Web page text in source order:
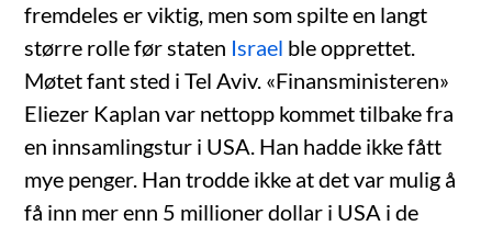
fremdeles er viktig, men som spilte en langt
større rolle før staten Israel ble opprettet.
Møtet fant sted i Tel Aviv. «Finansministeren»
Eliezer Kaplan var nettopp kommet tilbake fra
en innsamlingstur i USA. Han hadde ikke fått
mye penger. Han trodde ikke at det var mulig å
få inn mer enn 5 millioner dollar i USA i de